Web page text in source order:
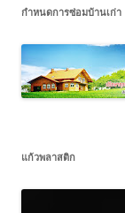
กำหนดการซ่อมบ้านเก่า
แก้วพลาสติก